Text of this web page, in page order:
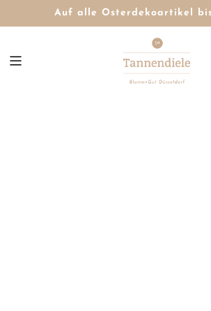
Auf alle Osterdekoartikel bis